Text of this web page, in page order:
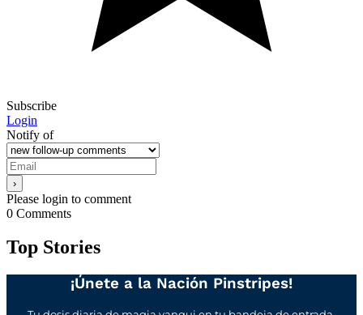
Subscribe
Login
Notify of
Please login to comment
0 Comments
Top Stories
¡Únete a la Nación Pinstripes!